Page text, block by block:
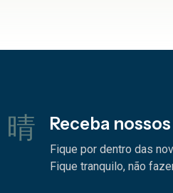
Receba
Fique por dentro das
Fique tranquilo, não